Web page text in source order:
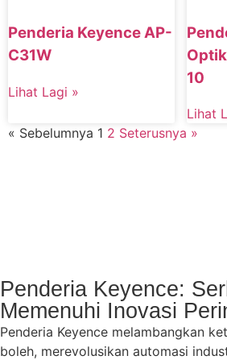
Penderia Keyence AP-
C31W
Lihat Lagi »
10
Lihat
« Sebelumnya 1 2 Seterusnya »
Penderia Keyence:
Memenuhi Inovasi
Penderia Keyence melambangkan
boleh, merevolusikan automasi